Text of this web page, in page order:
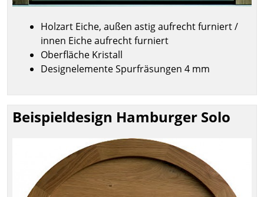
Holzart Eiche, außen astig aufrecht furniert /
innen Eiche aufrecht furniert
Oberfläche Kristall
Designelemente Spurfräsungen 4 mm
Beispieldesign Hamburger Solo